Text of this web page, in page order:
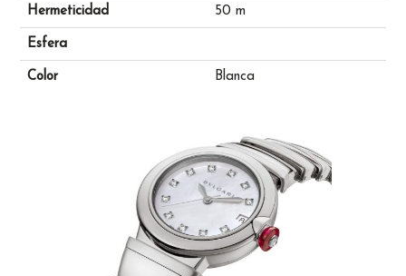
Hermeticidad 50 m
Esfera
Color Blanca